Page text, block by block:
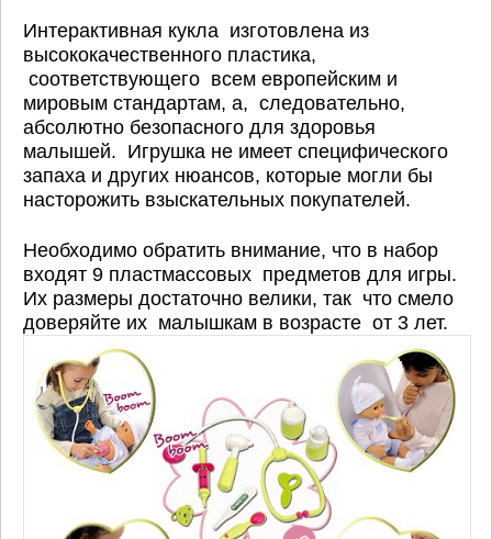
Интерактивная кукла изготовлена из
высококачественного пластика,
соответствующего всем европейским и
мировым стандартам, а, следовательно,
абсолютно безопасного для здоровья
малышей. Игрушка не имеет специфического
запаха и других нюансов, которые могли бы
насторожить взыскательных покупателей.
Необходимо обратить внимание, что в набор
входят 9 пластмассовых предметов для игры.
Их размеры достаточно велики, так что смело
доверяйте их малышкам в возрасте от 3 лет.